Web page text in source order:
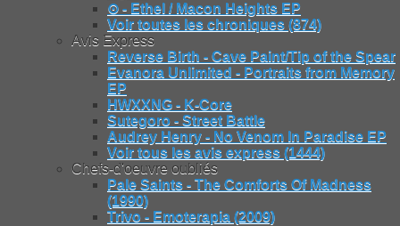
⊙ - Ethel / Macon Heights EP
Voir toutes les chroniques (874)
Avis Express
Reverse Birth - Cave Paint/Tip of the Spear
Evanora Unlimited - Portraits from Memory
EP
HWXXNG - K-Core
Sutegoro - Street Battle
Audrey Henry - No Venom In Paradise EP
Voir tous les avis express (1444)
Chefs-d'oeuvre oubliés
Pale Saints - The Comforts Of Madness
(1990)
Trivo - Emoterapia (2009)